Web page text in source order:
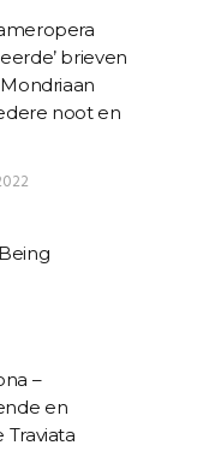
brieven
noot en
–
en
Traviata